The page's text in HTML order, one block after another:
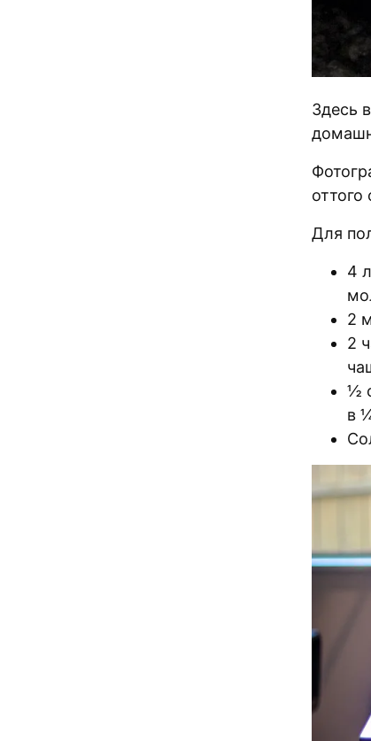
Здесь
Для
4
2
2
½
в